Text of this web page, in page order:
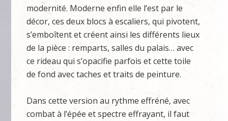
modernité. Moderne enfin elle l’est par le
décor, ces deux blocs à escaliers, qui pivotent,
s’emboîtent et créent ainsi les différents lieux
de la pièce : remparts, salles du palais… avec
ce rideau qui s’opacifie parfois et cette toile
de fond avec taches et traits de peinture.
Dans cette version au rythme effréné, avec
combat à l’épée et spectre effrayant, il faut